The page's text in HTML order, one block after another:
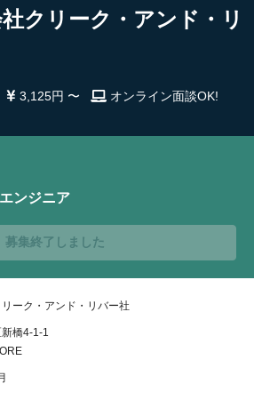
クリーク・アンド・リ
3,125円 〜 オンライン面談OK!
ンジニア
募集終了しました
ーク・アンド・リバー社
橋4-1-1